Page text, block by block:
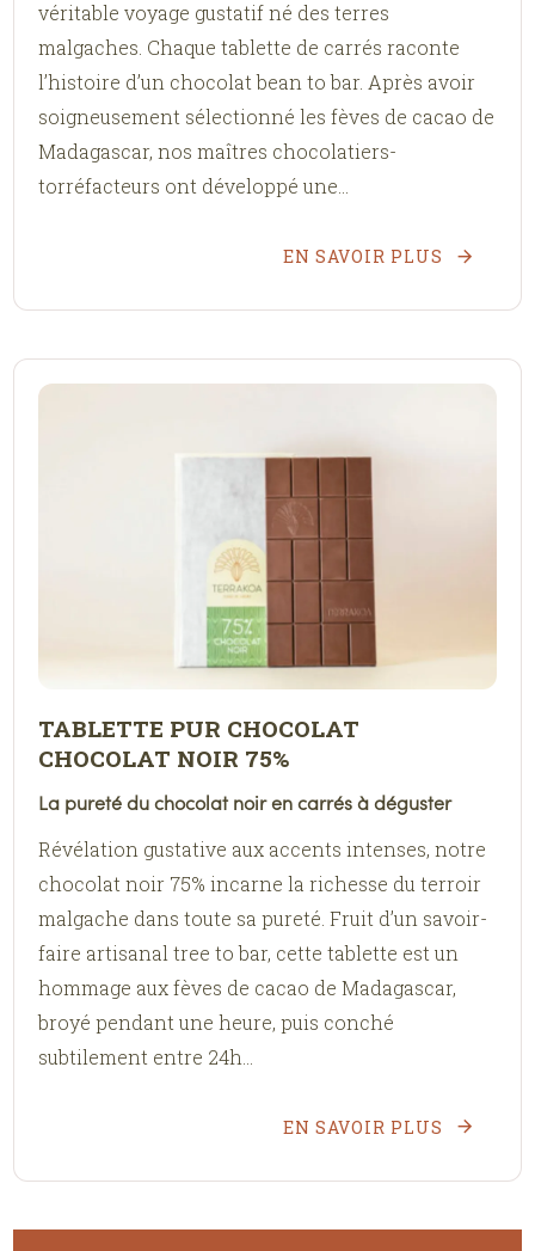
véritable voyage gustatif né des terres
malgaches. Chaque tablette de carrés raconte
l’histoire d’un chocolat bean to bar. Après avoir
soigneusement sélectionné les fèves de cacao de
Madagascar, nos maîtres chocolatiers-
torréfacteurs ont développé une...
EN SAVOIR PLUS
TABLETTE PUR CHOCOLAT
CHOCOLAT NOIR 75%
La pureté du chocolat noir en carrés à déguster
Révélation gustative aux accents intenses, notre
chocolat noir 75% incarne la richesse du terroir
malgache dans toute sa pureté. Fruit d’un savoir-
faire artisanal tree to bar, cette tablette est un
hommage aux fèves de cacao de Madagascar,
broyé pendant une heure, puis conché
subtilement entre 24h...
EN SAVOIR PLUS